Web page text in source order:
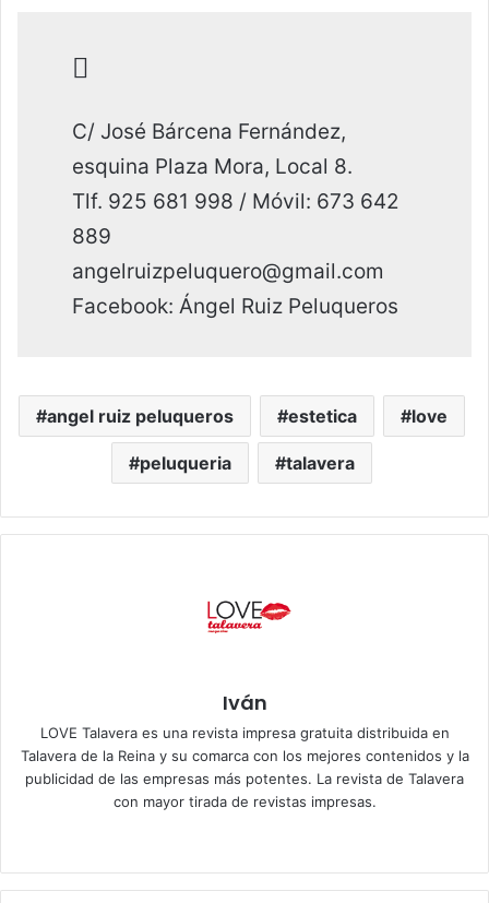
C/ José Bárcena Fernández,
esquina Plaza Mora, Local 8.
Tlf. 925 681 998 / Móvil: 673 642
889
angelruizpeluquero@gmail.com
Facebook: Ángel Ruiz Peluqueros
angel ruiz peluqueros estetica love
peluqueria talavera
Iván
LOVE Talavera es una revista impresa gratuita distribuida en
Talavera de la Reina y su comarca con los mejores contenidos y la
publicidad de las empresas más potentes. La revista de Talavera
con mayor tirada de revistas impresas.
we bo
ra